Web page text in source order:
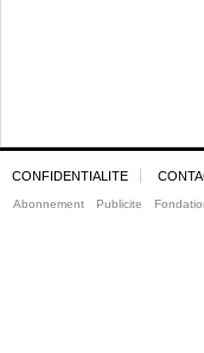
CONFIDENTIALITE
Abonnement Publicite